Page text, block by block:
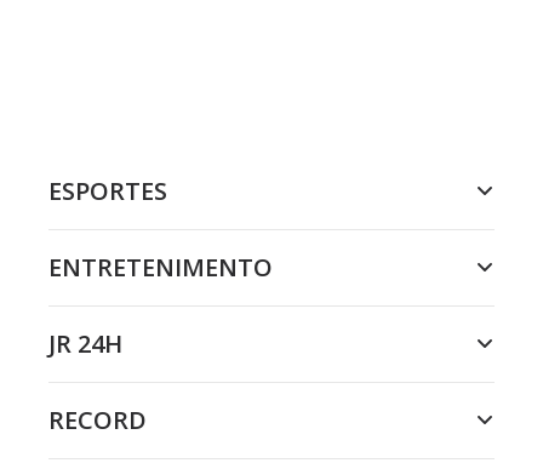
ESPORTES
ENTRETENIMENTO
JR 24H
RECORD